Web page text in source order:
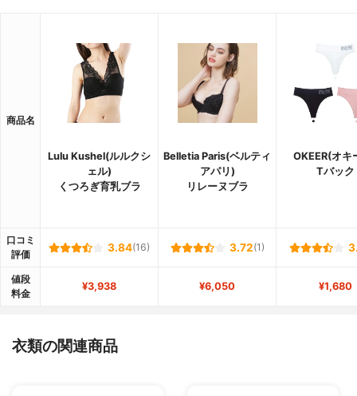
商品名
Lulu Kushel(ルルクシ
ェル)
くつろぎ育乳ブラ
Belletia Paris(ベルティ
アパリ)
リレーヌブラ
OKEER(オキ
Tバック
口コミ
評価
3.84(16) 3.72(1)
値段
料金
¥3,938 ¥6,050 ¥1,680
衣類の関連商品